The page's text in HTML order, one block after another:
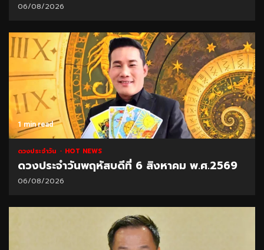
06/08/2026
1 min read
ดวงประจำวัน HOT NEWS
ดวงประจำวันพฤหัสบดีที่ 6 สิงหาคม พ.ศ.2569
06/08/2026